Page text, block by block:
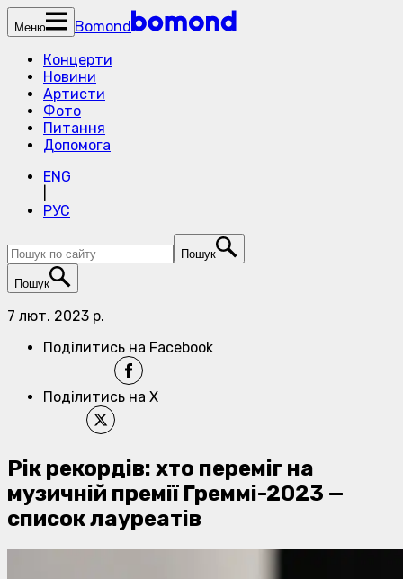
Меню
Bomond
Концерти
Новини
Артисти
Фото
Питання
Допомога
ENG
РУС
Пошук
Пошук
7 лют. 2023 р.
Поділитись на Facebook
Поділитись на X
Рік рекордів: хто переміг на
музичній премії Греммі-2023 —
список лауреатів